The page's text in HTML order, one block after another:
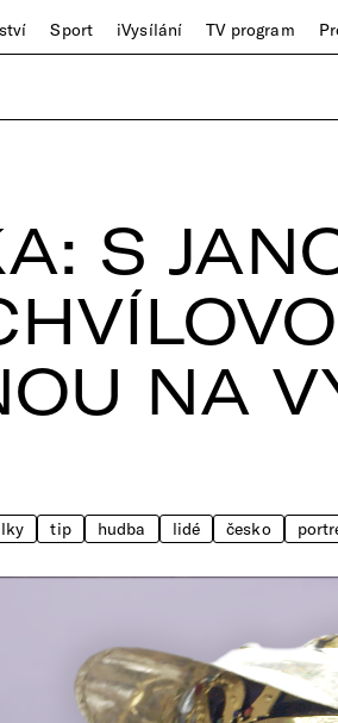
Sport iVysílání TV program
S
NA
tip hudba lidé česko